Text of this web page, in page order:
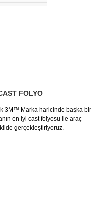
FOLYO
3M™ Marka haricinde başka bir
en iyi cast folyosu ile araç
gerçekleştiriyoruz.